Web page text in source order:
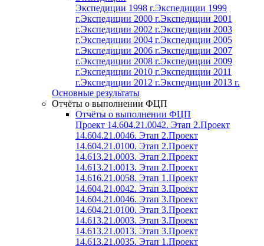
Экспедиции 1998 г.Экспедиции 1999
г.Экспедиции 2000 г.Экспедиции 2001
г.Экспедиции 2002 г.Экспедиции 2003
г.Экспедиции 2004 г.Экспедиции 2005
г.Экспедиции 2006 г.Экспедиции 2007
г.Экспедиции 2008 г.Экспедиции 2009
г.Экспедиции 2010 г.Экспедиции 2011
г.Экспедиции 2012 г.Экспедиции 2013 г.
Основные результаты
Отчёты о выполнении ФЦП
Отчёты о выполнении ФЦП
Проект 14.604.21.0042. Этап 2.Проект
14.604.21.0046. Этап 2.Проект
14.604.21.0100. Этап 2.Проект
14.613.21.0003. Этап 2.Проект
14.613.21.0013. Этап 2.Проект
14.616.21.0058. Этап 1.Проект
14.604.21.0042. Этап 3.Проект
14.604.21.0046. Этап 3.Проект
14.604.21.0100. Этап 3.Проект
14.613.21.0003. Этап 3.Проект
14.613.21.0013. Этап 3.Проект
14.613.21.0035. Этап 1.Проект